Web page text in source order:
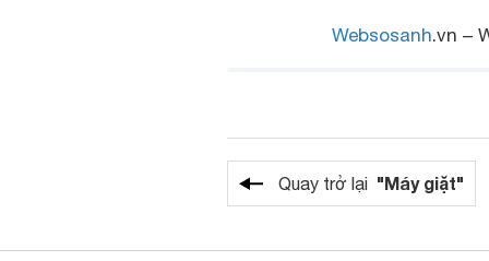
Websosanh.vn –
Quay trở lại "Máy giặt"